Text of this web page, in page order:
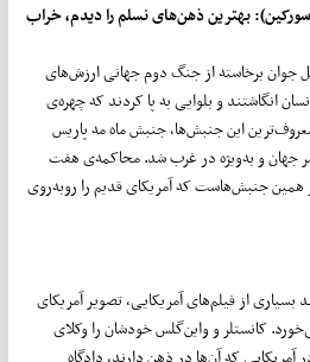
بهترین ذهن‌های نسلم را دیدم، خراب
جوان برخاسته از جنگ دوم جهانی ارزش‌های
انگاشتند و بلوایی به پا کردند که چهره‌ی
این جنبش‌ها، جنبش ماه مه پاریس
جهان و به‌ویژه در غرب شد. محاکمه‌ی هفت
جنبش‌هاست که آمریکای قدیم را روبه‌روی
بسیاری از فیلم‌های آمریکایی، تصویر آمریکای
کانستلر و واین‌گلس خودشان را وکلای